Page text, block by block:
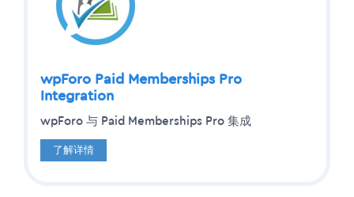
wpForo Paid Memberships Pro
Integration
wpForo 与 Paid Memberships Pro 集成
了解详情